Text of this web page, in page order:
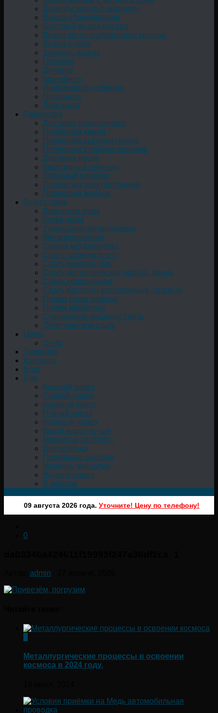
Вывезти мусор с квартиры
Вывоз оборудования
Быстрый вывоз мусора
Вывоз крупногабаритного мусора
Вывоз хлама
Заказать вывоз
Грузчики
Договор
Контейнер
Информация о фирме
Позвонить
Демонтаж
Перевозка
Доставка ракушечника
Перевозка камня
Перевозка сыпучих грузов
Перевозка стройматериалов
Доставка песка
Квартирный переезд
Офисный переезд
Перевозка электротехники
Перевозка мебели
Вывоз лома
Демонтаж лома
Резка лома
Утилизация металлолома
Металоприемник
Скупка металлолома
Сдать газовую плиту
Сдать емкость, бак
Cдать металлические ворота, дверь
Сдать холодильник
Сдать баллоны кислородные, газовые
Прием сетки рабицы
Прием арматуры
Стиральную машинку сдать
Огнетушители сдать
Цены
О нас
Лицензия
Контакты
Блог
Био
Конский навоз
Свиной навоз
Коровий навоз
Птичий навоз
Куриный навоз
Какой навоз лучше
Можно ли удобрять
Для огорода
Подкормка огорода
Машина, мешалка
Жидкий навоз
В мешках
09 августа 2026 года. Уточните! Цену по телефону!
0
admin
Металлургические процессы в освоении
космоса в 2024 году.